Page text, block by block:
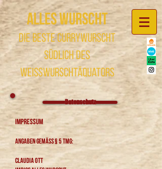
Alles Wurscht
die beste Currywurscht
südlich des
Weißwurschtäquators
Datenschutz
Impressum
Angaben gemäß § 5 TMG:
Claudia Ott